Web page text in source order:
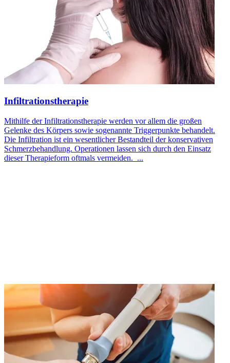
Infiltrationstherapie
Mithilfe der Infiltrationstherapie werden vor allem die großen
Gelenke des Körpers sowie sogenannte Triggerpunkte behandelt.
Die Infiltration ist ein wesentlicher Bestandteil der konservativen
Schmerzbehandlung. Operationen lassen sich durch den Einsatz
dieser Therapieform oftmals vermeiden. ...